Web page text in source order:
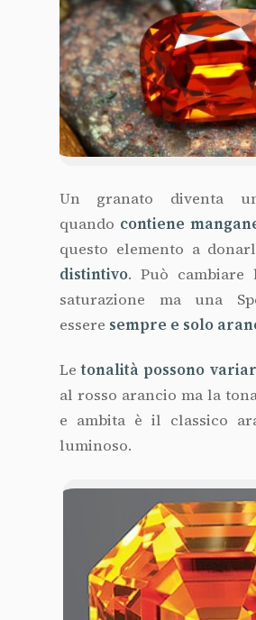
Un granato diventa
quando contiene
questo elemento a
distintivo. Può
saturazione ma una
essere sempre e solo
Letonalità possono
al rosso arancio ma la
e ambita è il classico
luminoso.